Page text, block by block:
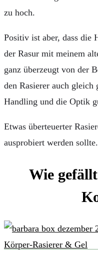
zu hoch.
Positiv ist aber, dass die
der Rasur mit meinem
ganz überzeugt von der
den Rasierer auch gleich
Handling und die Optik
Etwas überteuerter
ausprobiert werden sollte.
Wie